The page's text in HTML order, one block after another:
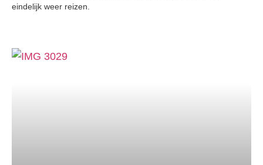
eindelijk weer reizen.